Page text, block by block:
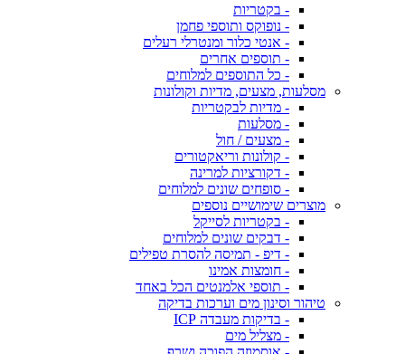
- בקטריות
- נופוקס ותוספי פחמן
- אנטי כלור ומנטרלי רעלים
- תוספים אחרים
- כל התוספים למלוחים
מסלעות, מצעים, מדיות וקולונות
- מדיות לבקטריות
- מסלעות
- מצעים / חול
- קולונות וריאקטורים
- דקורציות למרינה
- סופחים שונים למלוחים
מוצרים שימושיים נוספים
- בקטריות לסייקל
- דבקים שונים למלוחים
- דיפ - תמיסה להסרת טפילים
- חומצות אמינו
- תוספי אלמנטים הכל באחד
טיהור וסינון מים וערכות בדיקה
- בדיקות מעבדה ICP
- מצליל מים